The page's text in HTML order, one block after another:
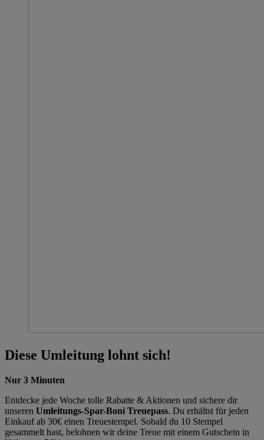
Diese Umleitung lohnt sich!
Nur 3 Minuten
Entdecke jede Woche tolle Rabatte & Aktionen und sichere dir
unseren Umleitungs-Spar-Boni Treuepass. Du erhältst für jeden
Einkauf ab 30€ einen Treuestempel. Sobald du 10 Stempel
gesammelt hast, belohnen wir deine Treue mit einem Gutschein in